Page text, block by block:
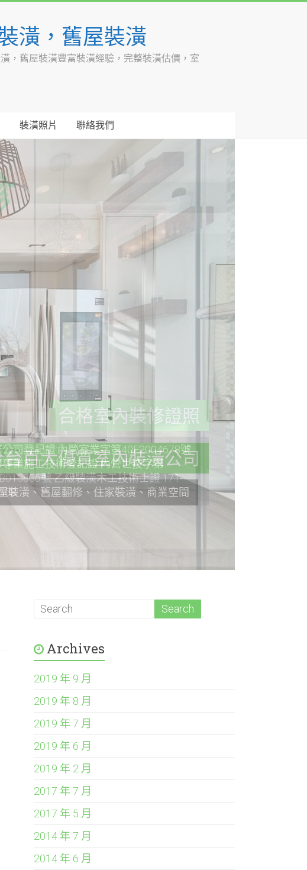
潢，舊屋裝潢
，舊屋裝潢豐富裝潢經驗，完整裝潢估價，室
裝潢照片 聯絡我們
合格室內裝修證照
公司登記證:內營室業字第40E2004678號
專業施工技術登記證:內營世技字第
號 乙級裝潢木工技術士證:171-
Archives
2019 年 9 月
2019 年 8 月
2019 年 7 月
2019 年 6 月
2019 年 2 月
2017 年 7 月
2017 年 5 月
2014 年 7 月
2014 年 6 月